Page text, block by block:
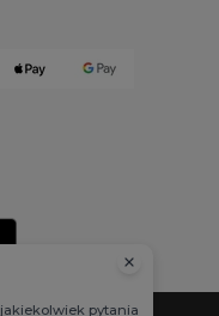
pytania